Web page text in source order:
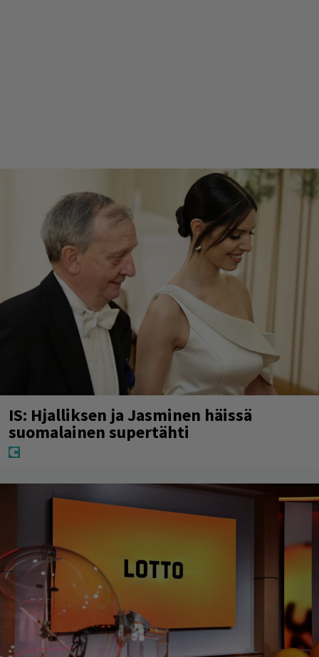
IS: Hjalliksen ja Jasminen häissä
suomalainen supertähti